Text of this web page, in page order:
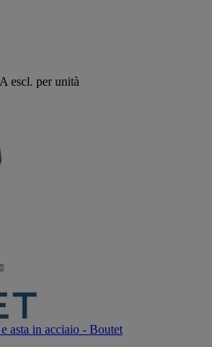
escl. per unità
asta in acciaio - Boutet